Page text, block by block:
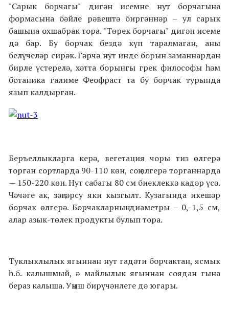
"Сарык борчагы" дигән исемне нут борчагына
формасына бәйле рәвештә биргәннәр – ул сарык
башына охшабрак тора. "Төрек борчагы" дигән исеме
дә бар. Бу борчак бездә күп таралмаган, аны
белүчеләр сирәк. Гәрчә нут инде борын заманнардан
бирле үстерелә, хәтта борынгы грек философы һәм
ботаника галиме Феофраст та бу борчак турында
язып калдырган.
Беръеллыкларга керә, вегетация чоры тиз өлгерә
торган сортларда 90-110 көн, соң өлгерә торганнарда
— 150-220 көн. Нут сабагы 80 см биеклеккә кадәр үсә.
Чәчәге ак, зәңгәрсу яки кызгылт. Кузагында икешәр
борчак өлгерә. Борчакларның диаметры – 0,-1,5 см,
алар азык-төлек продукты булып тора.
Туклыклылык ягыннан нут гадәти борчактан, ясмык
һ.б. калышмый, ә майлылык ягыннан соядан гына
бераз калыша. Уңыш бирүчәнлеге дә югары.